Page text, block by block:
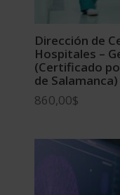
Dirección de
Hospitales –
(Certificado
de Salamanca)
860,00$